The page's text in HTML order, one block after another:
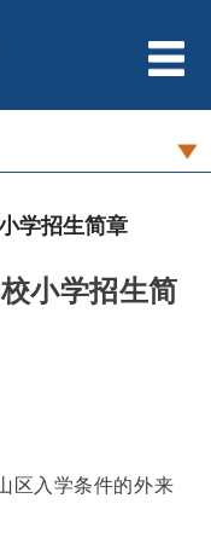
学招生简章
小学招生简
区入学条件的外来